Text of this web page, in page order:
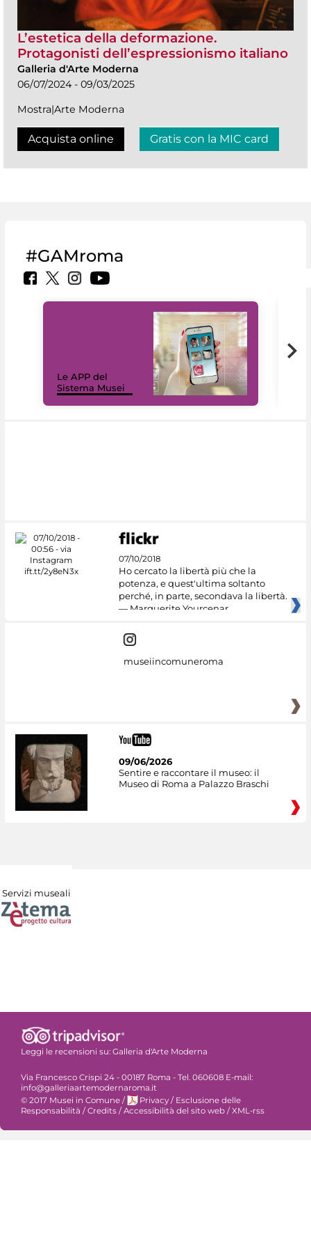
L’estetica della deformazione.
Protagonisti dell’espressionismo italiano
Galleria d'Arte Moderna
06/07/2024 - 09/03/2025
Mostra|Arte Moderna
Acquista online Gratis con la MIC card
#GAMroma
Le APP del
Sistema Musei
07/10/2018
Ho cercato la libertà più che la
potenza, e quest'ultima soltanto
perché, in parte, secondava la libertà.
— Marguerite Yourcenar
museiincomuneroma
09/06/2026
Sentire e raccontare il museo: il
Museo di Roma a Palazzo Braschi
Servizi museali
Leggi le recensioni su: Galleria d'Arte Moderna
Via Francesco Crispi 24 - 00187 Roma - Tel. 060608 E-mail:
info@galleriaartemodernaroma.it
© 2017 Musei in Comune / Privacy / Esclusione delle
Responsabilità /Credits /Accessibilità del sito web /XML-rss